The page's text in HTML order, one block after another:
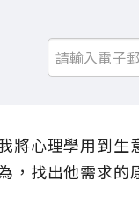
將心理學用到生
，找出他需求的